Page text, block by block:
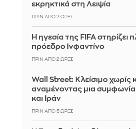
εκρηκτικά στη Λειψία
ΠΡΙΝ ΑΠΌ 2 ΏΡΕΣ
Η ηγεσία της FIFA στηρίζει
πρόεδρο Ινφαντίνο
ΠΡΙΝ ΑΠΌ 2 ΏΡΕΣ
Wall Street: Κλείσιμο χωρίς
αναμένοντας μια
και Ιράν
ΠΡΙΝ ΑΠΌ 3 ΏΡΕΣ